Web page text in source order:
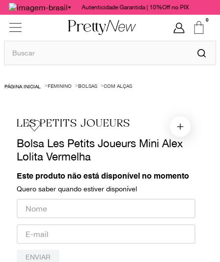
Autenticidade Garantida | 10%Off no PIX
0
Buscar
FEMININO BOLSAS COM ALÇAS
LES PETITS JOUEURS
Bolsa Les Petits Joueurs Mini Alex
Lolita Vermelha
Este produto não está disponível no momento
Quero saber quando estiver disponível
ENVIAR
1º
bolsas
chanel
vestido
gucci
valentino
paula raia
burberry
prada
louis vuitton